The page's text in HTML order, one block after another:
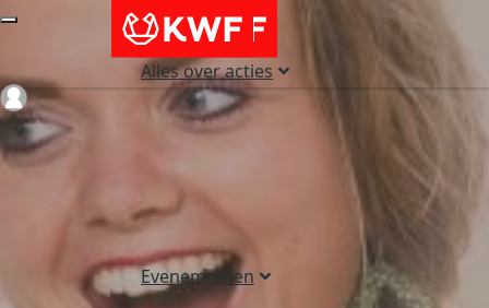
Alles over acties
Evenementen
Login